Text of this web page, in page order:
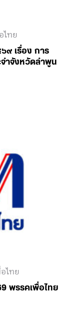
ไทย
๙ เรื่อง การ
ำจังหวัดลำพูน
ไทย
พรรคเพื่อไทย